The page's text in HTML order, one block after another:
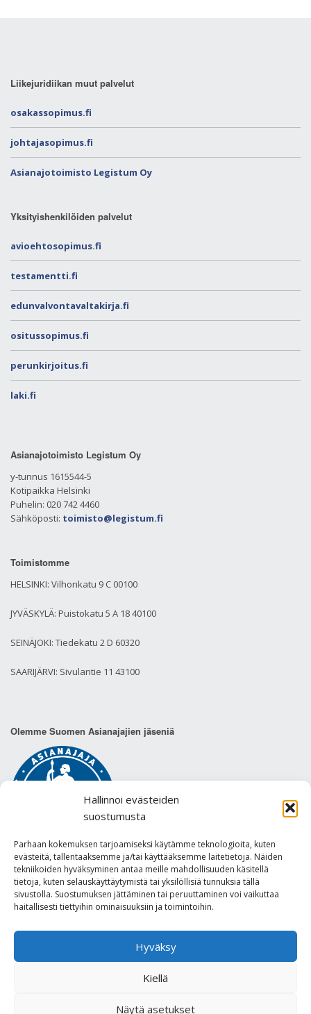
Hallinnoi evästeiden
suostumusta
Parhaan kokemuksen tarjoamiseksi käytämme teknologioita, kuten
evästeitä, tallentaaksemme ja/tai käyttääksemme laitetietoja. Näiden
tekniikoiden hyväksyminen antaa meille mahdollisuuden käsitellä
tietoja, kuten selauskäyttäytymistä tai yksilöllisiä tunnuksia tällä
sivustolla. Suostumuksen jättäminen tai peruuttaminen voi vaikuttaa
haitallisesti tiettyihin ominaisuuksiin ja toimintoihin.
Hyväksy
Kiellä
Näytä asetukset
Liikejuridiikan muut palvelut
osakassopimus.fi
johtajasopimus.fi
Asianajotoimisto Legistum Oy
Yksityishenkilöiden palvelut
avioehtosopimus.fi
testamentti.fi
edunvalvontavaltakirja.fi
ositussopimus.fi
perunkirjoitus.fi
laki.fi
Asianajotoimisto Legistum Oy
y-tunnus 1615544-5
Kotipaikka Helsinki
Puhelin: 020 742 4460
Sähköposti: toimisto@legistum.fi
Toimistomme
HELSINKI: Vilhonkatu 9 C 00100
JYVÄSKYLÄ: Puistokatu 5 A 18 40100
SEINÄJOKI: Tiedekatu 2 D 60320
SAARIJÄRVI: Sivulantie 11 43100
Olemme Suomen Asianajajien jäseniä
Tietosuojaseloste